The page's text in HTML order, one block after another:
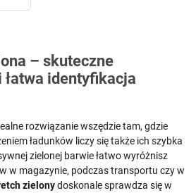
– skuteczne
identyfikacja
rozwiązanie wszędzie tam, gdzie
ładunków liczy się także ich szybka
zielonej barwie łatwo wyróżnisz
w magazynie, podczas transportu czy w
zielonydoskonale sprawdza się w